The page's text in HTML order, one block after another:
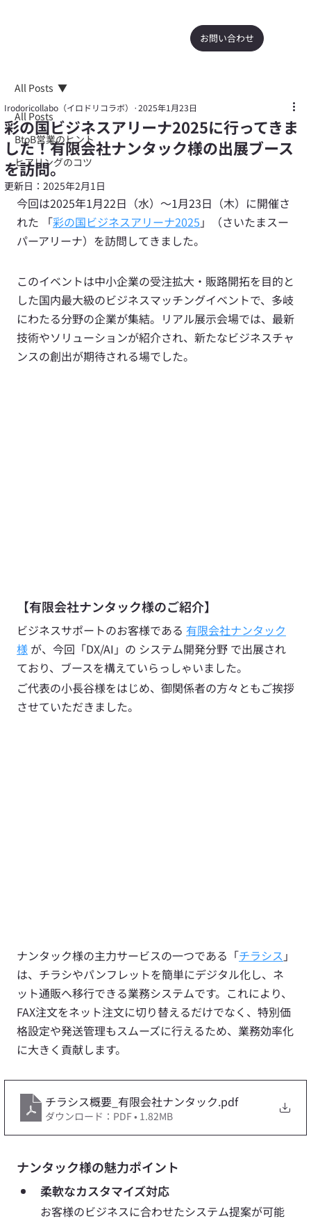
お問い合わせ
All Posts
BtoB営業のヒント
ヒアリングのコツ
All Posts
彩の国ビジネスアリーナ2025に行ってきま
した！有限会社ナンタック様の出展ブース
を訪問。
Irodoricollabo（イロドリコラボ） 2025年1月23日
更新日： 2025年2月1日
今回は2025年1月22日（水）～1月23日（木）に開催さ
れた 「彩の国ビジネスアリーナ2025 」（さいたまスー
パーアリーナ）を訪問してきました。
このイベントは中小企業の受注拡大・販路開拓を目的と
した国内最大級のビジネスマッチングイベントで、多岐
にわたる分野の企業が集結。リアル展示会場では、最新
技術やソリューションが紹介され、新たなビジネスチャ
ンスの創出が期待される場でした。
【有限会社ナンタック様のご紹介】
ビジネスサポートのお客様である 有限会社ナンタック
様 が、今回「DX/AI」の システム開発分野 で出展され
ており、ブースを構えていらっしゃいました。
ご代表の小長谷様をはじめ、御関係者の方々ともご挨拶
させていただきました。
ナンタック様の主力サービスの一つである「チラシス 」
は、チラシやパンフレットを簡単にデジタル化し、ネ
ット通販へ移行できる業務システムです。これにより、
FAX注文をネット注文に切り替えるだけでなく、特別価
格設定や発送管理もスムーズに行えるため、業務効率化
に大きく貢献します。
チラシス概要_有限会社ナンタック.pdf
ダウンロード：PDF • 1.82MB
ナンタック様の魅力ポイント
柔軟なカスタマイズ対応
お客様のビジネスに合わせたシステム提案が可能